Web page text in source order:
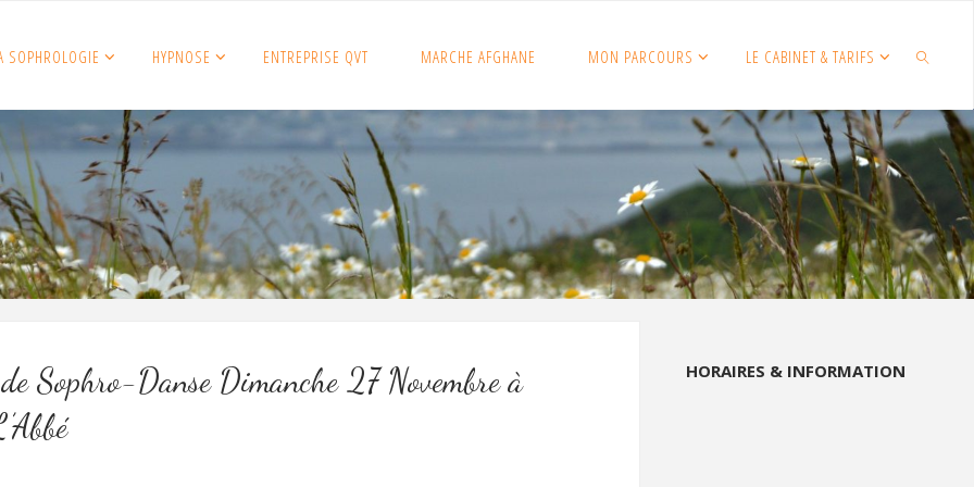
SOPHROLOGIE HYPNOSE ENTREPRISE QVT MARCHE AFGHANE MON PARCOURS LE CABINET & TARIFS
SEARCH
Sophro-Danse Dimanche 27 Novembre à
HORAIRES & INFORMATION